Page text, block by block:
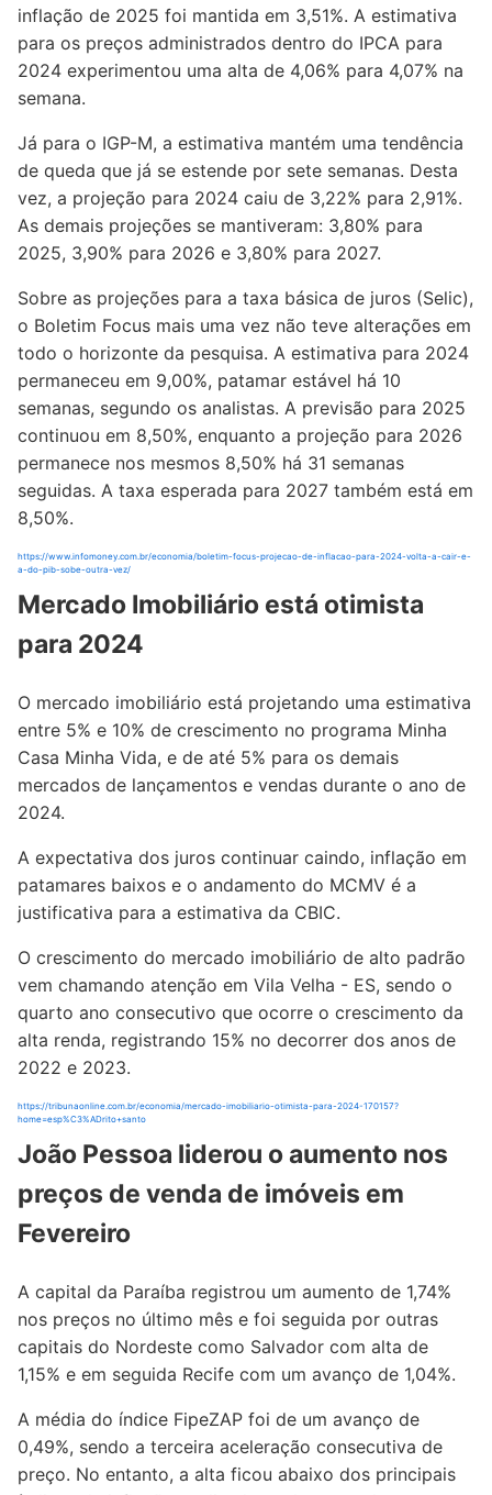
inflação de 2025 foi mantida em 3,51%. A estimativa
para os preços administrados dentro do IPCA para
2024 experimentou uma alta de 4,06% para 4,07% na
semana.
Já para o IGP-M, a estimativa mantém uma tendência
de queda que já se estende por sete semanas. Desta
vez, a projeção para 2024 caiu de 3,22% para 2,91%.
As demais projeções se mantiveram: 3,80% para
2025, 3,90% para 2026 e 3,80% para 2027.
Sobre as projeções para a taxa básica de juros (Selic),
o Boletim Focus mais uma vez não teve alterações em
todo o horizonte da pesquisa. A estimativa para 2024
permaneceu em 9,00%, patamar estável há 10
semanas, segundo os analistas. A previsão para 2025
continuou em 8,50%, enquanto a projeção para 2026
permanece nos mesmos 8,50% há 31 semanas
seguidas. A taxa esperada para 2027 também está em
8,50%.
https://www.infomoney.com.br/economia/boletim-focus-projecao-de-inflacao-para-2024-volta-a-cair-e-
a-do-pib-sobe-outra-vez/
Mercado Imobiliário está otimista
para 2024
O mercado imobiliário está projetando uma estimativa
entre 5% e 10% de crescimento no programa Minha
Casa Minha Vida, e de até 5% para os demais
mercados de lançamentos e vendas durante o ano de
2024.
A expectativa dos juros continuar caindo, inflação em
patamares baixos e o andamento do MCMV é a
justificativa para a estimativa da CBIC.
O crescimento do mercado imobiliário de alto padrão
vem chamando atenção em Vila Velha - ES, sendo o
quarto ano consecutivo que ocorre o crescimento da
alta renda, registrando 15% no decorrer dos anos de
2022 e 2023.
https://tribunaonline.com.br/economia/mercado-imobiliario-otimista-para-2024-170157?
home=esp%C3%ADrito+santo
João Pessoa liderou o aumento nos
preços de venda de imóveis em
Fevereiro
A capital da Paraíba registrou um aumento de 1,74%
nos preços no último mês e foi seguida por outras
capitais do Nordeste como Salvador com alta de
1,15% e em seguida Recife com um avanço de 1,04%.
A média do índice FipeZAP foi de um avanço de
0,49%, sendo a terceira aceleração consecutiva de
preço. No entanto, a alta ficou abaixo dos principais